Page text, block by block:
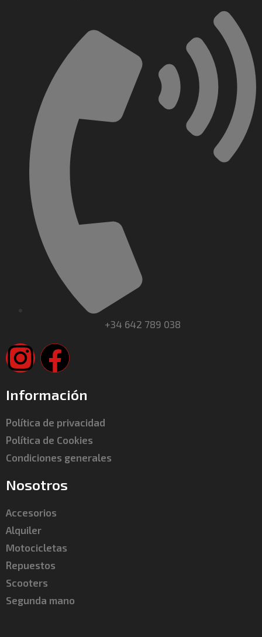
+34 642 789 038
Información
Política de privacidad
Política de Cookies
Condiciones generales
Nosotros
Accesorios
Alquiler
Motocicletas
Repuestos
Scooters
Segunda mano